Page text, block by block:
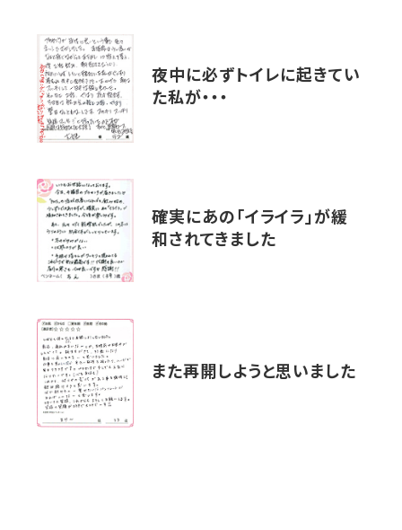
夜中に必ずトイレに起きてい
た私が・・・
確実にあの「イライラ」が緩
和されてきました
また再開しようと思いました